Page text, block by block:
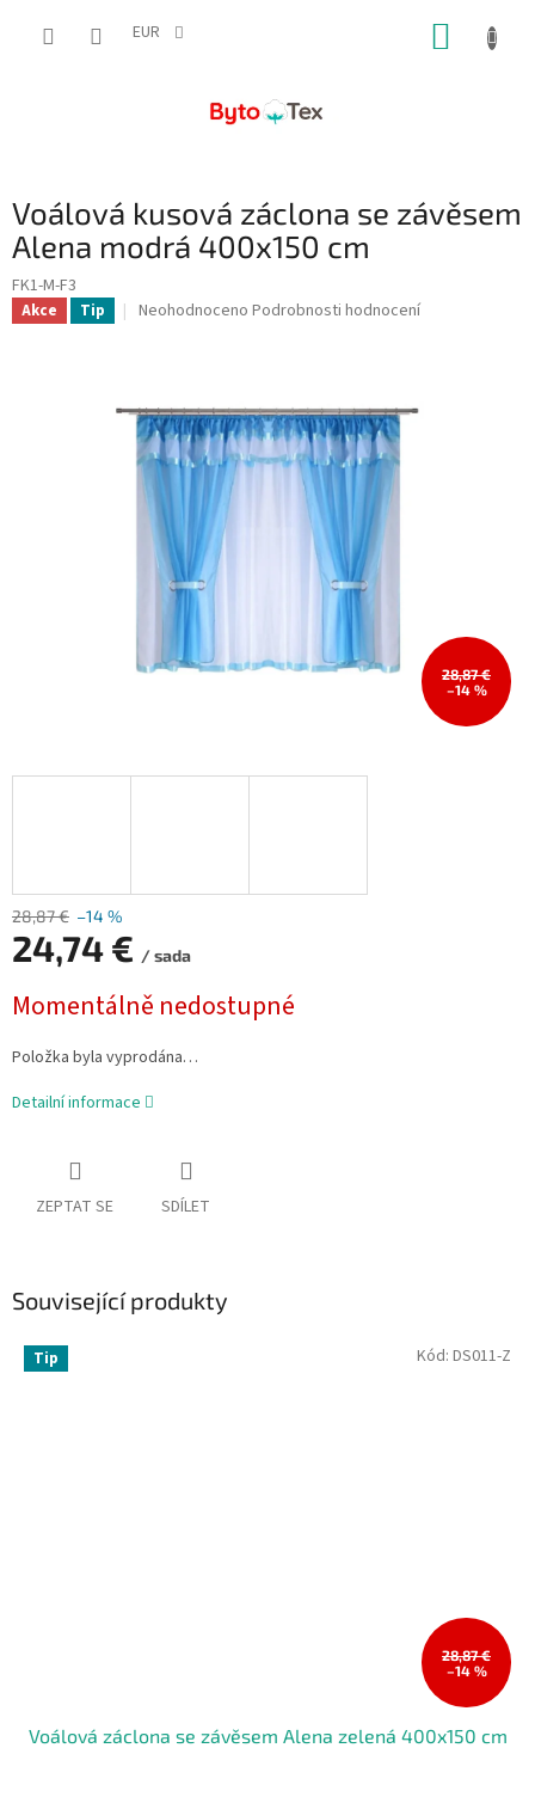
EUR
Voálová kusová záclona se závěsem
Alena modrá 400x150 cm
FK1-M-F3
Akce Tip
Průměrné
z
5
hvězdiček.
Neohodnoceno Podrobnosti hodnocení
28,87 €
–14 %
28,87 € –14 %
24,74 € / sada
cena:
Momentálně nedostupné
Položka byla vyprodána…
Detailní informace
ZEPTAT SE SDÍLET
Související produkty
Tip
28,87 €
–14 %
Voálová záclona se závěsem Alena zelená 400x150 cm
Kód: DS011-Z